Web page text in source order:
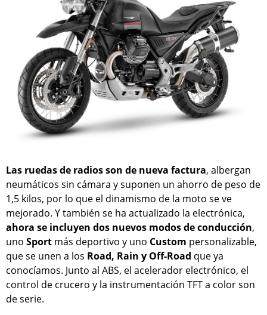
Las ruedas de radios son de nueva factura, albergan
neumáticos sin cámara y suponen un ahorro de peso de
1,5 kilos, por lo que el dinamismo de la moto se ve
mejorado. Y también se ha actualizado la electrónica,
ahora se incluyen dos nuevos modos de conducción,
uno Sport más deportivo y uno Custom personalizable,
que se unen a los Road, Rain y Off-Road que ya
conocíamos. Junto al ABS, el acelerador electrónico, el
control de crucero y la instrumentación TFT a color son
de serie.